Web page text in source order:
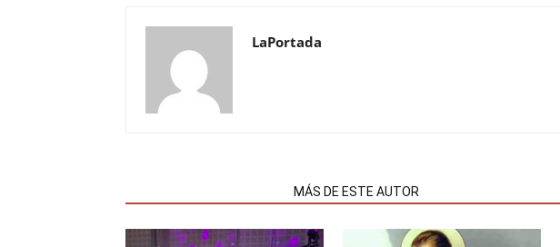
LaPortada
MÁS DE ESTE AUTOR